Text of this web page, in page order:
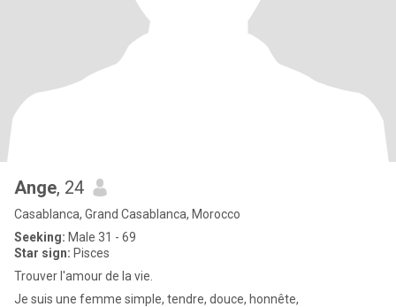
Ange, 24
Casablanca, Grand Casablanca, Morocco
Seeking: Male 31 - 69
Star sign: Pisces
Trouver l'amour de la vie.
Je suis une femme simple, tendre, douce, honnête,